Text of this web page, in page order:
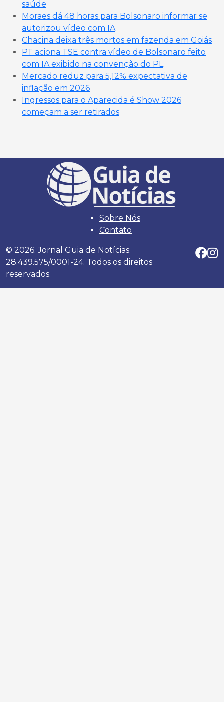
saúde
Moraes dá 48 horas para Bolsonaro informar se
autorizou vídeo com IA
Chacina deixa três mortos em fazenda em Goiás
PT aciona TSE contra vídeo de Bolsonaro feito
com IA exibido na convenção do PL
Mercado reduz para 5,12% expectativa de
inflação em 2026
Ingressos para o Aparecida é Show 2026
começam a ser retirados
Sobre Nós
Contato
© 2026. Jornal Guia de Notícias.
28.439.575/0001-24. Todos os direitos
reservados.